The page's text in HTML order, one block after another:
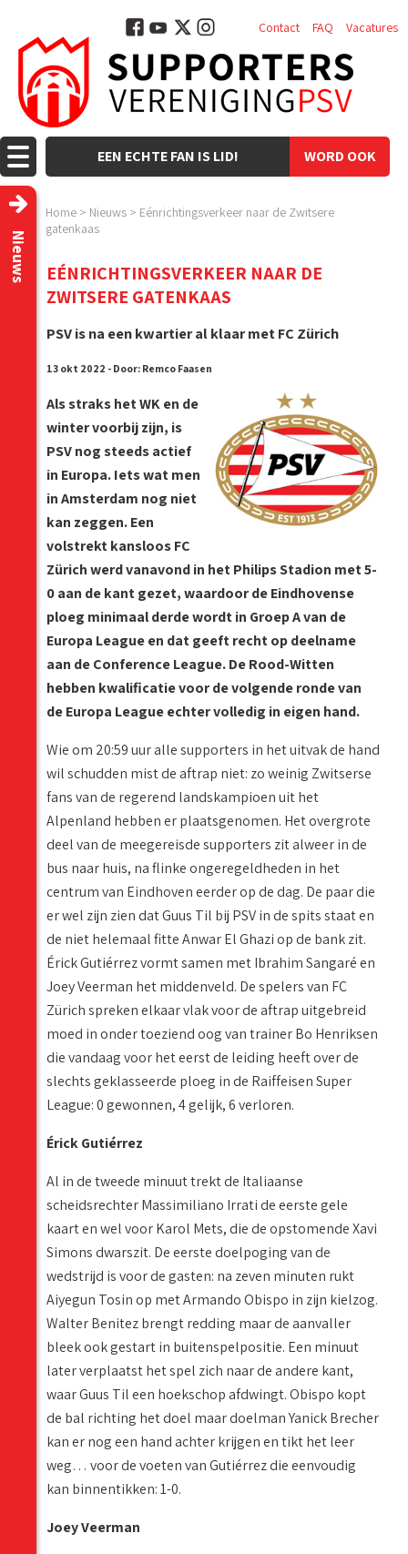
WORD OOK
EEN ECHTE FAN IS LID!
Contact FAQ Vacatures
Home > Nieuws > Eénrichtingsverkeer naar de Zwitsere
gatenkaas
Nieuws
EÉNRICHTINGSVERKEER NAAR DE
ZWITSERE GATENKAAS
PSV is na een kwartier al klaar met FC Zürich
13 okt 2022 - Door: Remco Faasen
Als straks het WK en de
winter voorbij zijn, is
PSV nog steeds actief
in Europa. Iets wat men
in Amsterdam nog niet
kan zeggen. Een
volstrekt kansloos FC
Zürich werd vanavond in het Philips Stadion met 5-
0 aan de kant gezet, waardoor de Eindhovense
ploeg minimaal derde wordt in Groep A van de
Europa League en dat geeft recht op deelname
aan de Conference League. De Rood-Witten
hebben kwalificatie voor de volgende ronde van
de Europa League echter volledig in eigen hand.
Wie om 20:59 uur alle supporters in het uitvak de hand
wil schudden mist de aftrap niet: zo weinig Zwitserse
fans van de regerend landskampioen uit het
Alpenland hebben er plaatsgenomen. Het overgrote
deel van de meegereisde supporters zit alweer in de
bus naar huis, na flinke ongeregeldheden in het
centrum van Eindhoven eerder op de dag. De paar die
er wel zijn zien dat Guus Til bij PSV in de spits staat en
de niet helemaal fitte Anwar El Ghazi op de bank zit.
Érick Gutiérrez vormt samen met Ibrahim Sangaré en
Joey Veerman het middenveld. De spelers van FC
Zürich spreken elkaar vlak voor de aftrap uitgebreid
moed in onder toeziend oog van trainer Bo Henriksen
die vandaag voor het eerst de leiding heeft over de
slechts geklasseerde ploeg in de Raiffeisen Super
League: 0 gewonnen, 4 gelijk, 6 verloren.
Érick Gutiérrez
Al in de tweede minuut trekt de Italiaanse
scheidsrechter Massimiliano Irrati de eerste gele
kaart en wel voor Karol Mets, die de opstomende Xavi
Simons dwarszit. De eerste doelpoging van de
wedstrijd is voor de gasten: na zeven minuten rukt
Aiyegun Tosin op met Armando Obispo in zijn kielzog.
Walter Benitez brengt redding maar de aanvaller
bleek ook gestart in buitenspelpositie. Een minuut
later verplaatst het spel zich naar de andere kant,
waar Guus Til een hoekschop afdwingt. Obispo kopt
de bal richting het doel maar doelman Yanick Brecher
kan er nog een hand achter krijgen en tikt het leer
weg… voor de voeten van Gutiérrez die eenvoudig
kan binnentikken: 1-0.
Joey Veerman